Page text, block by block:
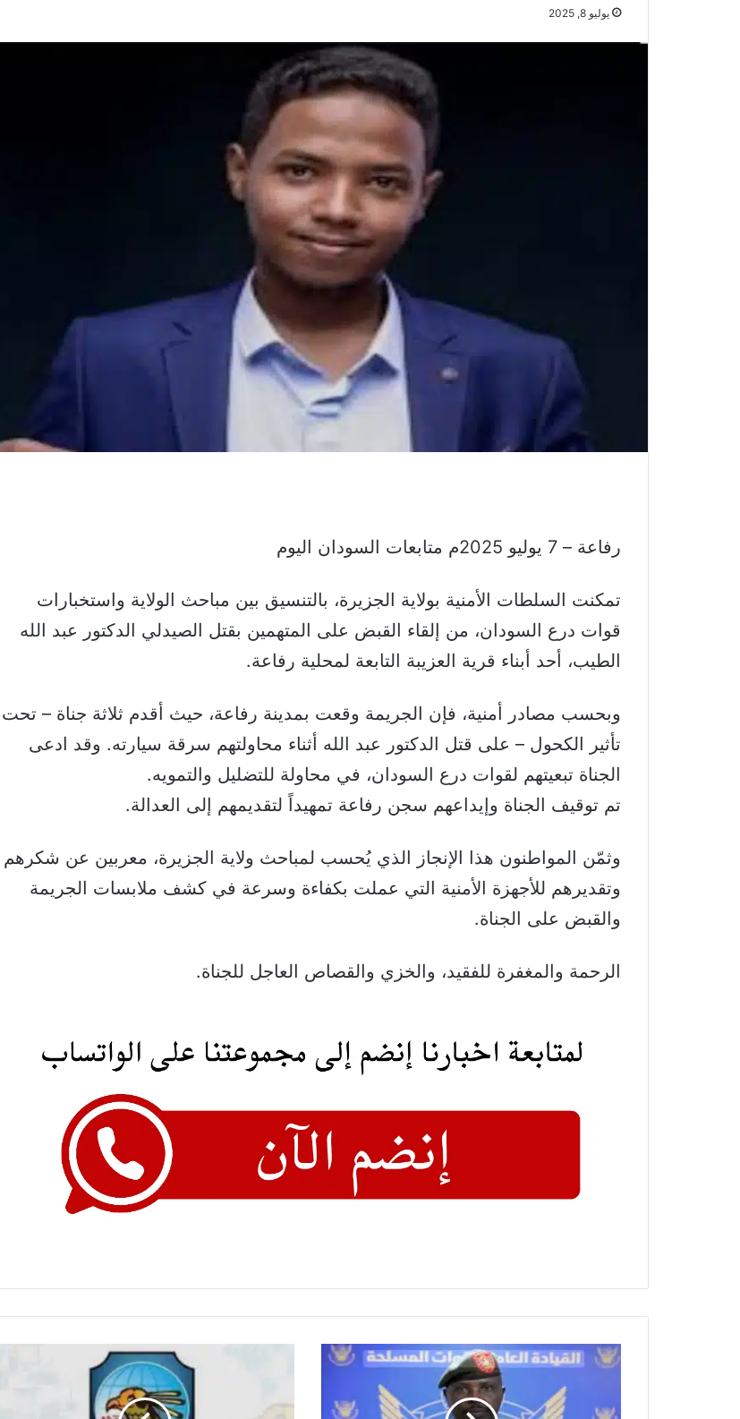
يوليو 8, 2025
رفاعة – 7 يوليو 2025م متابعات السودان اليوم
تمكنت السلطات الأمنية بولاية الجزيرة، بالتنسيق بين مباحث الولاية واستخبارات
قوات درع السودان، من إلقاء القبض على المتهمين بقتل الصيدلي الدكتور عبد الله
الطيب، أحد أبناء قرية العزيبة التابعة لمحلية رفاعة.
وبحسب مصادر أمنية، فإن الجريمة وقعت بمدينة رفاعة، حيث أقدم ثلاثة جناة – تحت
تأثير الكحول – على قتل الدكتور عبد الله أثناء محاولتهم سرقة سيارته. وقد ادعى
الجناة تبعيتهم لقوات درع السودان، في محاولة للتضليل والتمويه.
تم توقيف الجناة وإيداعهم سجن رفاعة تمهيداً لتقديمهم إلى العدالة.
وثمّن المواطنون هذا الإنجاز الذي يُحسب لمباحث ولاية الجزيرة، معربين عن شكرهم
وتقديرهم للأجهزة الأمنية التي عملت بكفاءة وسرعة في كشف ملابسات الجريمة
والقبض على الجناة.
الرحمة والمغفرة للفقيد، والخزي والقصاص العاجل للجناة.
متحرك
الصياد
الدعم
القبض